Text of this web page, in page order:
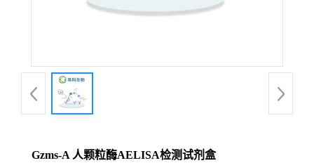
Gzms-A 人颗粒酶AELISA检测试剂盒